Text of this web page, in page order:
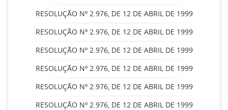
RESOLUÇÃO Nº 2.976, DE 12 DE ABRIL DE 1999
RESOLUÇÃO Nº 2.976, DE 12 DE ABRIL DE 1999
RESOLUÇÃO Nº 2.976, DE 12 DE ABRIL DE 1999
RESOLUÇÃO Nº 2.976, DE 12 DE ABRIL DE 1999
RESOLUÇÃO Nº 2.976, DE 12 DE ABRIL DE 1999
RESOLUÇÃO Nº 2.976, DE 12 DE ABRIL DE 1999